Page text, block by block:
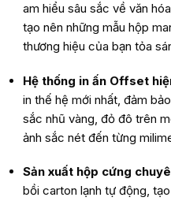
am hiểu sâu sắc về văn
tạo nên những mẫu hộp
thương hiệu của bạn tỏa
Hệ thống in ấn Offset
in thế hệ mới nhất, đảm
sắc nhũ vàng, đỏ đô trên
ảnh sắc nét đến từng
Sản xuất hộp cứng
bồi carton lạnh tự động,